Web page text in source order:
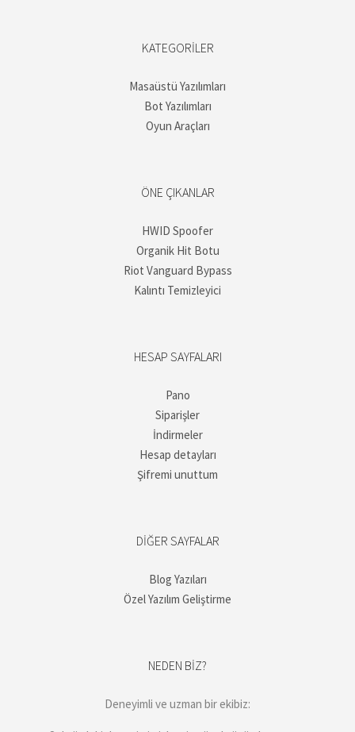
KATEGORILER
Masaüstü Yazılımları
Bot Yazılımları
Oyun Araçları
ÖNE ÇIKANLAR
HWID Spoofer
Organik Hit Botu
Riot Vanguard Bypass
Kalıntı Temizleyici
HESAP SAYFALARI
Pano
Siparişler
İndirmeler
Hesap detayları
Şifremi unuttum
DIĞER SAYFALAR
Blog Yazıları
Özel Yazılım Geliştirme
NEDEN BIZ?
Deneyimli ve uzman bir ekibiz: